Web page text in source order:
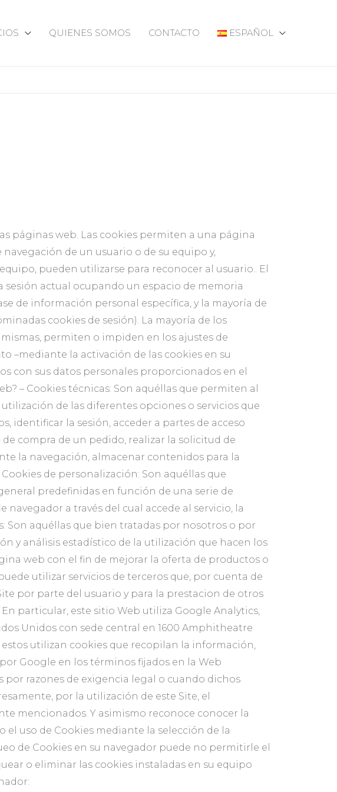
QUIENES SOMOS CONTACTO ESPAÑOL
páginas web. Las cookies permiten a una página
de un usuario o de su equipo y,
pueden utilizarse para reconocer al usuario.. El
actual ocupando un espacio de memoria
de información personal específica, y la mayoría de
cookies de sesión). La mayoría de los
permiten o impiden en los ajustes de
–mediante la activación de las cookies en su
con sus datos personales proporcionados en el
– Cookies técnicas: Son aquéllas que permiten al
de las diferentes opciones o servicios que
identificar la sesión, acceder a partes de acceso
compra de un pedido, realizar la solicitud de
la navegación, almacenar contenidos para la
de personalización: Son aquéllas que
predefinidas en función de una serie de
a través del cual accede al servicio, la
Son aquéllas que bien tratadas por nosotros o por
y análisis estadístico de la utilización que hacen los
web con el fin de mejorar la oferta de productos o
utilizar servicios de terceros que, por cuenta de
por parte del usuario y para la prestacion de otros
particular, este sitio Web utiliza Google Analytics,
Unidos con sede central en 1600 Amphitheatre
estos utilizan cookies que recopilan la información,
Google en los términos fijados en la Web
razones de exigencia legal o cuando dichos
por la utilización de este Site, el
mencionados. Y asimismo reconoce conocer la
uso de Cookies mediante la selección de la
de Cookies en su navegador puede no permitirle el
o eliminar las cookies instaladas en su equipo